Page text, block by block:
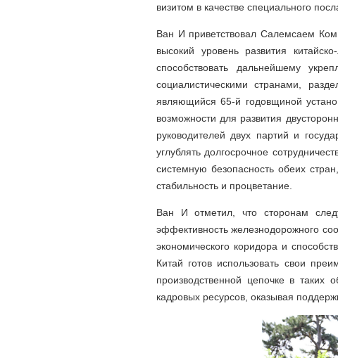
визитом в качестве специального
Ван И приветствовал Салемсаем
высокий уровень развития
способствовать дальнейшему
социалистическими странами,
являющийся 65-й годовщиной
возможности для развития
руководителей двух партий и
углублять долгосрочное
системную безопасность обеих
стабильность и процветание.
Ван И отметил, что сторонам
эффективность железнодорожного
экономического коридора и
Китай готов использовать свои
производственной цепочке в таких
кадровых ресурсов, оказывая